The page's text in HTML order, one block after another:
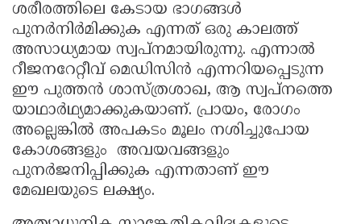
ശരീരത്തിലെ കേടായ ഭാഗങ്ങൾ
പുനർനിർമിക്കുക എന്നത് ഒരു കാലത്ത്
അസാധ്യമായ സ്വപ്നമായിരുന്നു. എന്നാൽ
റീജനറേറ്റീവ് മെഡിസിൻ എന്നറിയപ്പെടുന്ന
ഈ പുത്തൻ ശാസ്ത്രശാഖ, ആ സ്വപ്നത്തെ
യാഥാർഥ്യമാക്കുകയാണ്. പ്രായം, രോഗം
അല്ലെങ്കിൽ അപകടം മൂലം നശിച്ചുപോയ
കോശങ്ങളും അവയവങ്ങളും
പുനർജനിപ്പിക്കുക എന്നതാണ് ഈ
മേഖലയുടെ ലക്ഷ്യം.